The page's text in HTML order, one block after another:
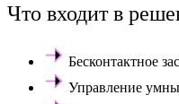
Что входит в
Бесконтактное
Управление